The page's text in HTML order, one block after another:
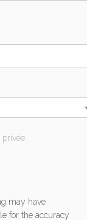
may have
for the accuracy